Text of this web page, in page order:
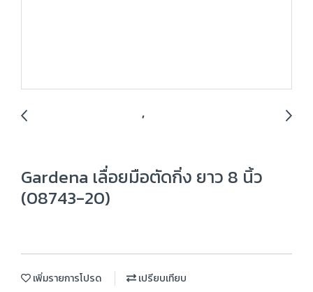
Gardena เลื่อยมือตัดกิ่ง ยาว 8 นิ้ว
(08743-20)
เพิ่มรายการโปรด เปรียบเทียบ